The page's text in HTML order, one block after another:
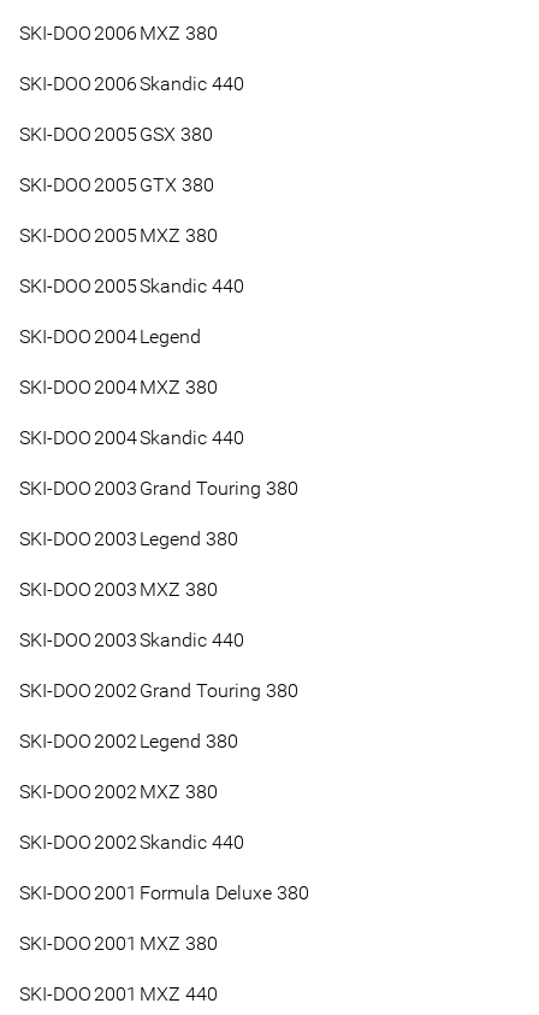
SKI-DOO 2006 MXZ 380
SKI-DOO 2006Skandic 440
SKI-DOO 2005GSX 380
SKI-DOO 2005GTX 380
SKI-DOO 2005MXZ 380
SKI-DOO 2005Skandic 440
SKI-DOO 2004Legend
SKI-DOO 2004MXZ 380
SKI-DOO 2004Skandic 440
SKI-DOO 2003 Grand Touring 380
SKI-DOO 2003 Legend 380
SKI-DOO 2003 MXZ 380
SKI-DOO 2003Skandic 440
SKI-DOO 2002Grand Touring 380
SKI-DOO 2002Legend 380
SKI-DOO 2002MXZ 380
SKI-DOO 2002Skandic 440
SKI-DOO 2001 Formula Deluxe 380
SKI-DOO 2001 MXZ 380
SKI-DOO 2001 MXZ 440